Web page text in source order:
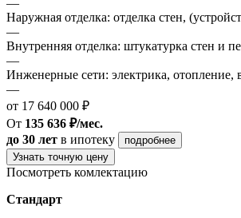
Наружная отделка: отделка стен,
—
Внутренняя отделка: штукатурка стен и
—
Инженерные сети: электрика, отопление,
—
от 17 640 000 ₽
От 135 636 ₽/мес.
до 30 лет в ипотеку
подробнее
Узнать точную цену
Посмотреть комлектацию
Стандарт